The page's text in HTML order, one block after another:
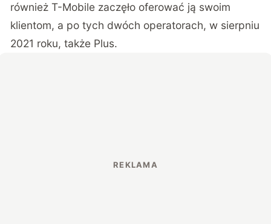
również T-Mobile zaczęło oferować ją swoim
klientom, a po tych dwóch operatorach, w sierpniu
2021 roku, także Plus.